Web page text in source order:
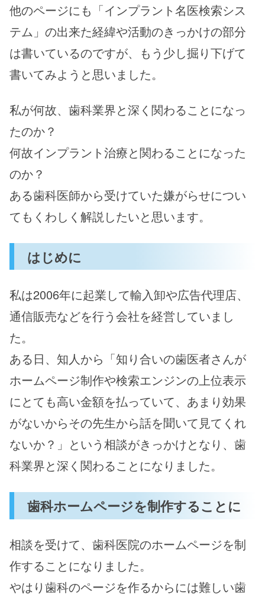
他のページにも「インプラント名医検索シス
テム」の出来た経緯や活動のきっかけの部分
は書いているのですが、もう少し掘り下げて
書いてみようと思いました。
私が何故、歯科業界と深く関わることになっ
たのか？
何故インプラント治療と関わることになった
のか？
ある歯科医師から受けていた嫌がらせについ
てもくわしく解説したいと思います。
はじめに
私は2006年に起業して輸入卸や広告代理店、
通信販売などを行う会社を経営していまし
た。
ある日、知人から「知り合いの歯医者さんが
ホームページ制作や検索エンジンの上位表示
にとても高い金額を払っていて、あまり効果
がないからその先生から話を聞いて見てくれ
ないか？」という相談がきっかけとなり、歯
科業界と深く関わることになりました。
歯科ホームページを制作することに
相談を受けて、歯科医院のホームページを制
作することになりました。
やはり歯科のページを作るからには難しい歯